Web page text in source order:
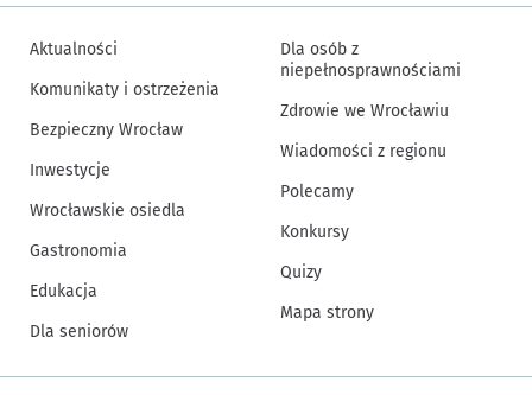
Aktualności
Komunikaty i ostrzeżenia
Bezpieczny Wrocław
Inwestycje
Wrocławskie osiedla
Gastronomia
Edukacja
Dla seniorów
Dla osób z
niepełnosprawnościami
Zdrowie we Wrocławiu
Wiadomości z regionu
Polecamy
Konkursy
Quizy
Mapa strony